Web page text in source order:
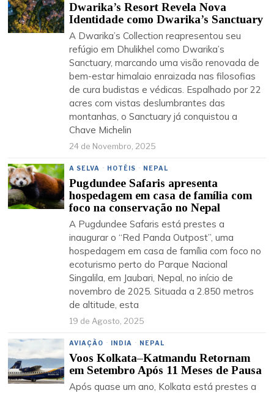
Dwarika’s Resort Revela Nova
Identidade como Dwarika’s Sanctuary
A Dwarika’s Collection reapresentou seu
refúgio em Dhulikhel como Dwarika’s
Sanctuary, marcando uma visão renovada de
bem-estar himalaio enraizada nas filosofias
de cura budistas e védicas. Espalhado por 22
acres com vistas deslumbrantes das
montanhas, o Sanctuary já conquistou a
Chave Michelin
24 de Novembro, 2025
A SELVA · HOTÉIS · NEPAL
Pugdundee Safaris apresenta
hospedagem em casa de família com
foco na conservação no Nepal
A Pugdundee Safaris está prestes a
inaugurar o “Red Panda Outpost”, uma
hospedagem em casa de família com foco no
ecoturismo perto do Parque Nacional
Singalila, em Jaubari, Nepal, no início de
novembro de 2025. Situada a 2.850 metros
de altitude, esta
19 de Agosto, 2025
AVIAÇÃO · INDIA · NEPAL
Voos Kolkata–Katmandu Retornam
em Setembro Após 11 Meses de Pausa
Após quase um ano, Kolkata está prestes a